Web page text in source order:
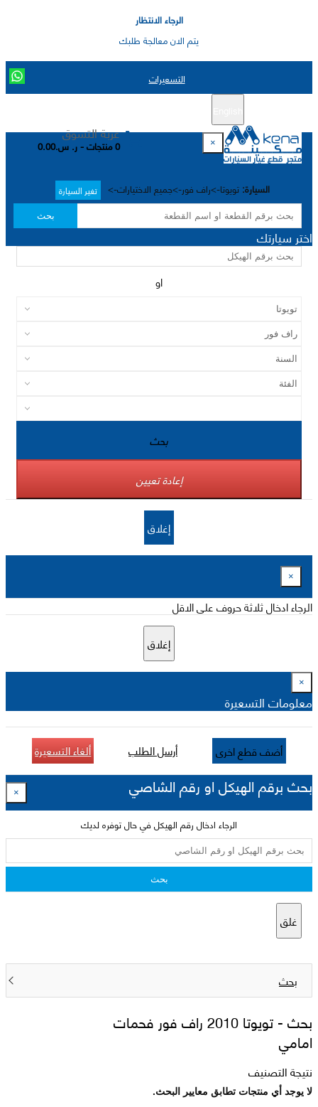
الرجاء الانتظار
يتم الان معالجة طلبك
التسعيرات
عربة التسوق
0 منتجات - ر. س.0.00
السيارة: تويوتا->راف فور->جميع الاختيارات-> تغير السيارة
بحث
×
اختر سيارتك
او
بحث
إعادة تعيين
إغلاق
×
الرجاء ادخال ثلاثة حروف على الاقل
إغلاق
×
معلومات التسعيرة
أضف قطع اخرى أرسل الطلب ألغاء التسعيرة
بحث برقم الهيكل او رقم الشاصي ×
الرجاء ادخال رقم الهيكل في حال توفره لديك
بحث
غلق
بحث
بحث - تويوتا 2010 راف فور فحمات
امامي
نتيجة التصنيف
لا يوجد أي منتجات تطابق معايير البحث.